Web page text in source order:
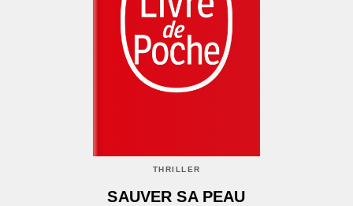
THRILLER
SAUVER SA PEAU